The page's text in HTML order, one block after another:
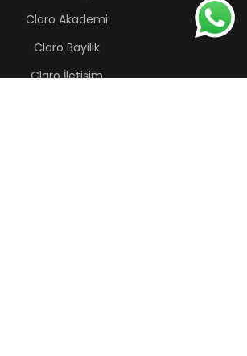
Claro Akademi
Claro Bayilik
Claro İletişim